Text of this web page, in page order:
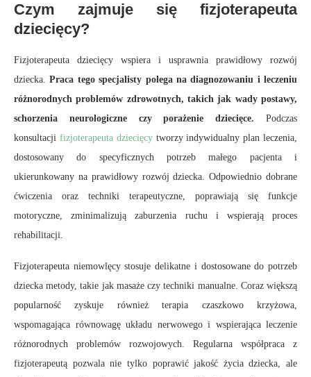
Czym zajmuje się fizjoterapeuta
dziecięcy?
Fizjoterapeuta dziecięcy wspiera i usprawnia prawidłowy rozwój
dziecka.Praca tego specjalisty polega na diagnozowaniu i leczeniu
różnorodnych problemów zdrowotnych, takich jak wady postawy,
schorzenia neurologiczne czy porażenie dziecięce. Podczas
konsultacji fizjoterapeuta dziecięcytworzy indywidualny plan leczenia,
dostosowany do specyficznych potrzeb małego pacjenta i
ukierunkowany na prawidłowy rozwój dziecka. Odpowiednio dobrane
ćwiczenia oraz techniki terapeutyczne, poprawiają się funkcje
motoryczne, zminimalizują zaburzenia ruchu i wspierają proces
rehabilitacji.
Fizjoterapeuta niemowlęcy stosuje delikatne i dostosowane do potrzeb
dziecka metody, takie jak masaże czy techniki manualne. Coraz większą
popularność zyskuje również terapia czaszkowo krzyżowa,
wspomagająca równowagę układu nerwowego i wspierająca leczenie
różnorodnych problemów rozwojowych. Regularna współpraca z
fizjoterapeutą pozwala nie tylko poprawić jakość życia dziecka, ale